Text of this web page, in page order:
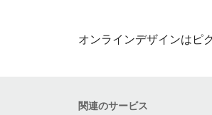
オンラインデザインはピ
関連のサービス